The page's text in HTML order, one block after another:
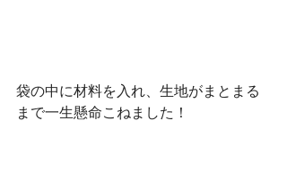
袋の中に材料を入れ、生地がまとまる
まで一生懸命こねました！